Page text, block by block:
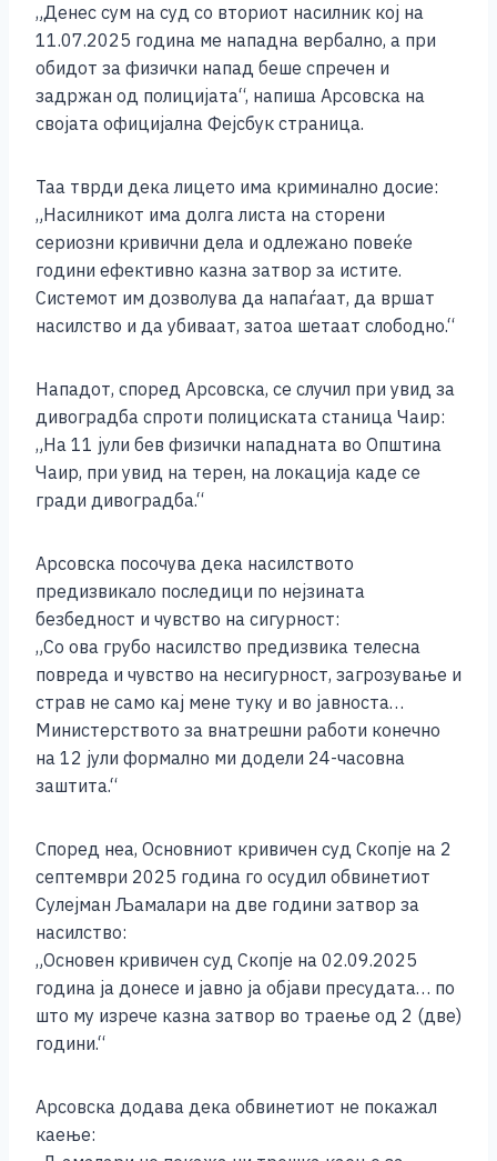
k
„Денес сум на суд со вториот насилник кој на
11.07.2025 година ме нападна вербално, а при
обидот за физички напад беше спречен и
задржан од полицијата“, напиша Арсовска на
својата официјална Фејсбук страница.
Таа тврди дека лицето има криминално досие:
„Насилникот има долга листа на сторени
сериозни кривични дела и одлежано повеќе
години ефективно казна затвор за истите.
Системот им дозволува да напаѓаат, да вршат
насилство и да убиваат, затоа шетаат слободно.“
Нападот, според Арсовска, се случил при увид за
дивоградба спроти полициската станица Чаир:
„На 11 јули бев физички нападната во Општина
Чаир, при увид на терен, на локација каде се
гради дивоградба.“
Арсовска посочува дека насилството
предизвикало последици по нејзината
безбедност и чувство на сигурност:
„Со ова грубо насилство предизвика телесна
повреда и чувство на несигурност, загрозување и
страв не само кај мене туку и во јавноста…
Министерството за внатрешни работи конечно
на 12 јули формално ми додели 24-часовна
заштитa.“
Според неа, Основниот кривичен суд Скопје на 2
септември 2025 година го осудил обвинетиот
Сулејман Љамалари на две години затвор за
насилство:
„Основен кривичен суд Скопје на 02.09.2025
година ја донесе и јавно ја објави пресудата… по
што му изрече казна затвор во траење од 2 (две)
години.“
Арсовска додава дека обвинетиот не покажал
каење: